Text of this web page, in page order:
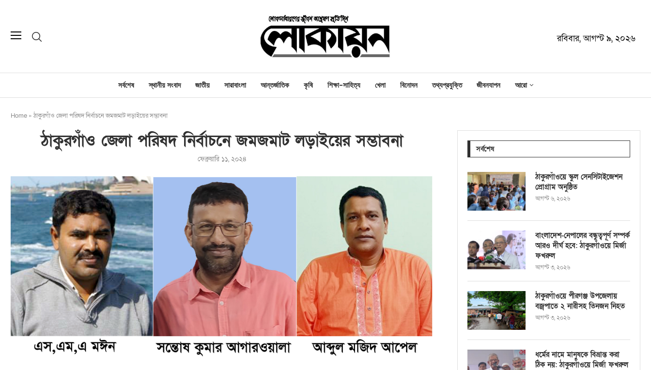
রবিবার, আগস্ট ৯, ২০২৬
সর্বশেষ স্থানীয় সংবাদ জাতীয় সারাবাংলা আন্তর্জাতিক কৃষি শিক্ষা-সাহিত্য খেলা বিনোদন তথ্যপ্রযুক্তি জীবনযাপন আরো
Home »ঠাকুরগাঁও জেলা পরিষদ নির্বাচনে জমজমাট লড়াইয়ের সম্ভাবনা
ঠাকুরগাঁও জেলা পরিষদ নির্বাচনে জমজমাট লড়াইয়ের সম্ভাবনা
ফেব্রুয়ারি ১১, ২০২৪
সর্বশেষ
ঠাকুরগাঁওয়ে স্কুল সেনসিটাইজেশন
প্রোগ্রাম অনুষ্ঠিত
আগস্ট ৬, ২০২৬
বাংলাদেশ-নেপালের বন্ধুত্বপূর্ণ সম্পর্ক
আরও দীর্ঘ হবে: ঠাকুরগাঁওয়ে মির্জা
ফখরুল
আগস্ট ৩, ২০২৬
ঠাকুরগাঁওয়ে পীরগঞ্জ উপজেলায়
বজ্রপাতে ২ নারীসহ তিনজন নিহত
আগস্ট ৩, ২০২৬
ধর্মের নামে মানুষকে বিভ্রান্ত করা
ঠিক নয়: ঠাকুরগাঁওয়ে মির্জা ফখরুল